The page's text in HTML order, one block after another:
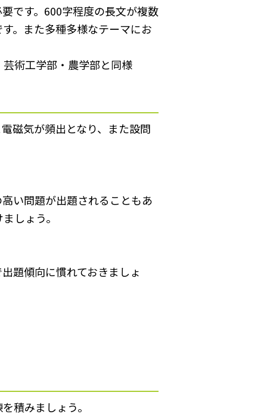
です。600字程度の長文が複数
。また多種多様なテーマにお
術工学部・農学部と同様
磁気が頻出となり、また設問
い問題が出題されることもあ
しょう。
題傾向に慣れておきましょ
積みましょう。